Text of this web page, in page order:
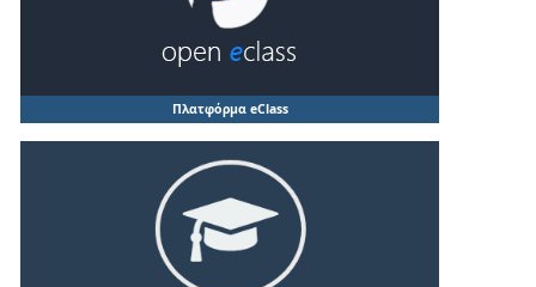
Πλατφόρμα eClass